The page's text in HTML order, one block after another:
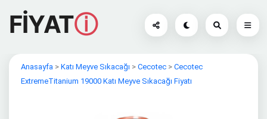
FİYATⓘ
Anasayfa > Katı Meyve Sıkacağı > Cecotec > Cecotec
ExtremeTitanium 19000 Katı Meyve Sıkacağı Fiyatı